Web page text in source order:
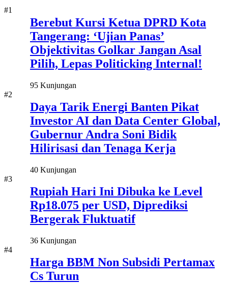
#1
Berebut Kursi Ketua DPRD Kota
Tangerang: ‘Ujian Panas’
Objektivitas Golkar Jangan Asal
Pilih, Lepas Politicking Internal!
95 Kunjungan
#2
Daya Tarik Energi Banten Pikat
Investor AI dan Data Center Global,
Gubernur Andra Soni Bidik
Hilirisasi dan Tenaga Kerja
40 Kunjungan
#3
Rupiah Hari Ini Dibuka ke Level
Rp18.075 per USD, Diprediksi
Bergerak Fluktuatif
36 Kunjungan
#4
Harga BBM Non Subsidi Pertamax
Cs Turun